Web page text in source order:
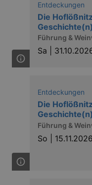
Entdeckungen
Die
Führung &
Sa |
Entdeckungen
Die
Führung &
So |
the site uses and
for the use of each
cookies in each category
is not given. The cookie
visitors to the site will
no information that can
Analytics - which is a
used analytics service. This
in each page request